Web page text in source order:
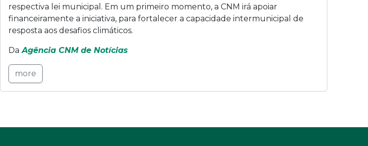
respectiva lei municipal. Em um primeiro momento, a CNM irá apoiar
financeiramente a iniciativa, para fortalecer a capacidade intermunicipal de
resposta aos desafios climáticos.
Da Agência CNM de Notícias
more